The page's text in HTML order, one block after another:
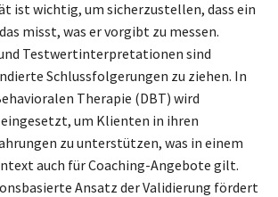
ist wichtig, um sicherzustellen, dass ein
misst, was er vorgibt zu messen.
Testwertinterpretationen sind
Schlussfolgerungen zu ziehen. In
Therapie (DBT) wird
um Klienten in ihren
zu unterstützen, was in einem
auch für Coaching-Angebote gilt.
Ansatz der Validierung fördert